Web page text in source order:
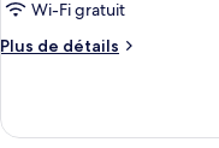
Deluxe,
grand
Wi-Fi gratuit
Plus de détails
Plus
le